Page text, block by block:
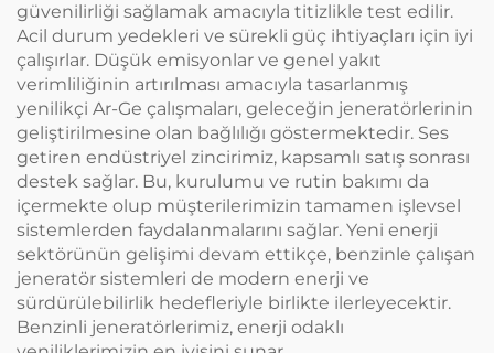
güvenilirliği sağlamak amacıyla titizlikle test edilir.
Acil durum yedekleri ve sürekli güç ihtiyaçları için iyi
çalışırlar. Düşük emisyonlar ve genel yakıt
verimliliğinin artırılması amacıyla tasarlanmış
yenilikçi Ar-Ge çalışmaları, geleceğin jeneratörlerinin
geliştirilmesine olan bağlılığı göstermektedir. Ses
getiren endüstriyel zincirimiz, kapsamlı satış sonrası
destek sağlar. Bu, kurulumu ve rutin bakımı da
içermekte olup müşterilerimizin tamamen işlevsel
sistemlerden faydalanmalarını sağlar. Yeni enerji
sektörünün gelişimi devam ettikçe, benzinle çalışan
jeneratör sistemleri de modern enerji ve
sürdürülebilirlik hedefleriyle birlikte ilerleyecektir.
Benzinli jeneratörlerimiz, enerji odaklı